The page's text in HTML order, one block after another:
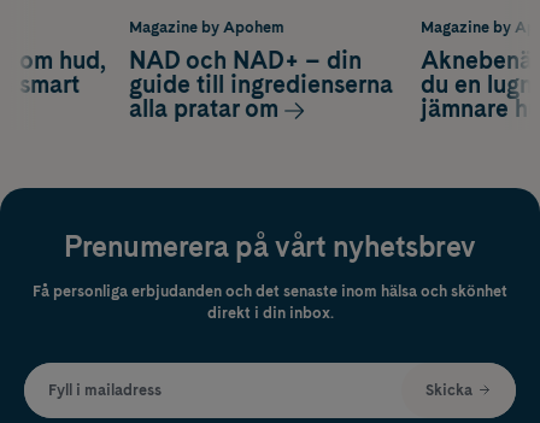
Magazine by
du en
jämnare
om hud,
smart
Magazine by Apohem
NAD och NAD+ – din
guide till ingredienserna
alla pratar om
Prenumerera på vårt nyhetsbrev
Få personliga erbjudanden och det senaste inom hälsa och skönhet
direkt i din inbox.
Fyll i mailadress Skicka